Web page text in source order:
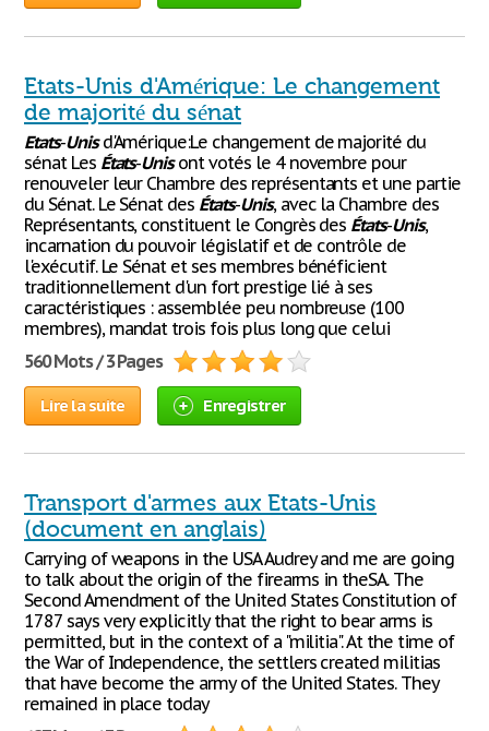
Etats-Unis d'Amérique: Le changement
de majorité du sénat
Etats-Unisd'Amérique:Le changement de majorité du
sénat Les États-Unisont votés le 4 novembre pour
renouveler leur Chambre des représentants et une partie
du Sénat. Le Sénat des États-Unis, avec la Chambre des
Représentants, constituent le Congrès des États-Unis,
incarnation du pouvoir législatif et de contrôle de
l'exécutif. Le Sénat et ses membres bénéficient
traditionnellement d'un fort prestige lié à ses
caractéristiques : assemblée peu nombreuse (100
membres), mandat trois fois plus long que celui
560 Mots / 3 Pages
Lire la suite Enregistrer
Transport d'armes aux Etats-Unis
(document en anglais)
Carrying of weapons in the USA Audrey and me are going
to talk about the origin of the firearms in theSA. The
Second Amendment of the United States Constitution of
1787 says very explicitly that the right to bear arms is
permitted, but in the context of a "militia". At the time of
the War of Independence, the settlers created militias
that have become the army of the United States. They
remained in place today